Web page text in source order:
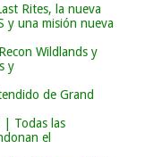
Rites, la nueva
y una misión nueva
Wildlands y
y
de Grand
| Todas las
el